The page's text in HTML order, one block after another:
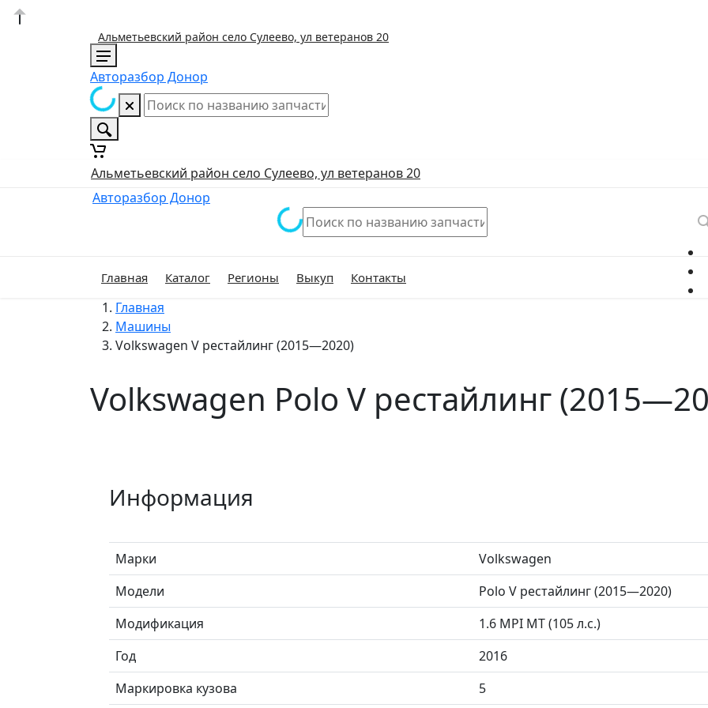
Альметьевский район село Сулеево, ул ветеранов 20
Авторазбор Донор
Альметьевский район село Сулеево, ул ветеранов 20
Главная Каталог Регионы Выкуп Контакты
Авторазбор Донор
Главная
Машины
Volkswagen V рестайлинг (2015—2020)
Volkswagen Polo V рестайлинг
Информация
Марки
Volkswagen
Модели
Polo V рестайлинг (2015—2020)
Модификация
1.6 MPI MT (105 л.с.)
Год
2016
Маркировка кузова
5